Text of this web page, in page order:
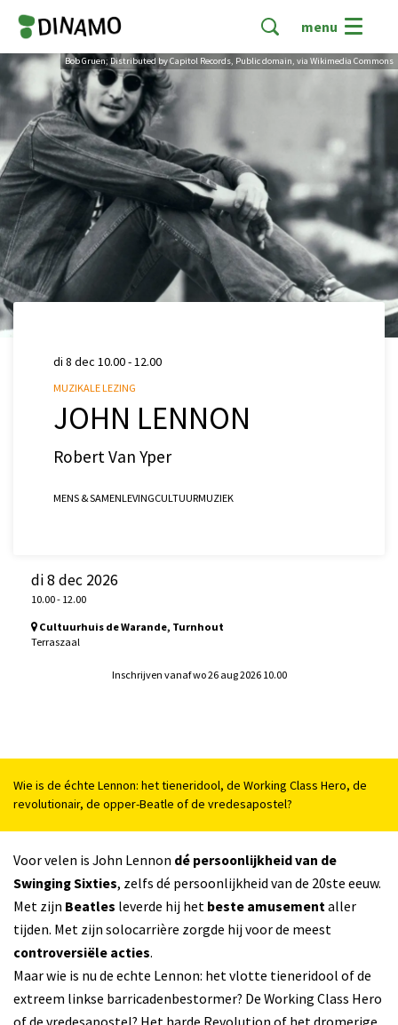
menu
Bob Gruen; Distributed by Capitol Records, Public domain, via Wikimedia Commons
JOHN LENNON
Robert Van Yper
MUZIKALE LEZING
di 8 dec 10.00 - 12.00
MENS & SAMENLEVINGCULTUURMUZIEK
di 8 dec 2026
10.00- 12.00
Cultuurhuis de Warande, Turnhout
Terraszaal
Inschrijven vanaf wo 26 aug 2026 10.00
Wie is de échte Lennon: het tieneridool, de Working Class Hero, de
revolutionair, de opper-Beatle of de vredesapostel?
Voor velen is John Lennon dé persoonlijkheid van de
Swinging Sixties, zelfs dé persoonlijkheid van de 20ste eeuw.
Met zijn Beatles leverde hij het beste amusementaller
tijden. Met zijn solocarrière zorgde hij voor de meest
controversiële acties.
Maar wie is nu de echte Lennon: het vlotte tieneridool of de
extreem linkse barricadenbestormer? De Working Class Hero